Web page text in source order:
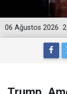
06 Ağustos 2026